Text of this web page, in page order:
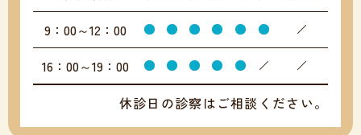
9：00～12：00
16：00～19：00
休診日の診察はご相談ください。